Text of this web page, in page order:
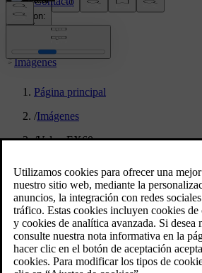
location:
PY
Imágenes
Página principal
/Imágenes
/Volvo EX60
Volvo EX60
1/21/2026
Marcador